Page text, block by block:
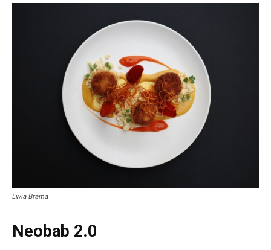
Lwia Brama
Neobab 2.0